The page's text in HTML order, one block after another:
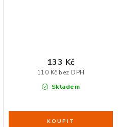
Skladem
110 Kč bez DPH
133 Kč